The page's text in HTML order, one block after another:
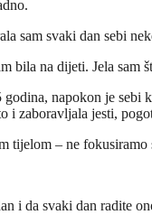
sam svaki dan sebi
bila na dijeti. Jela
napokon je sebi
i zaboravljala jesti,
– ne
i da svaki dan radite